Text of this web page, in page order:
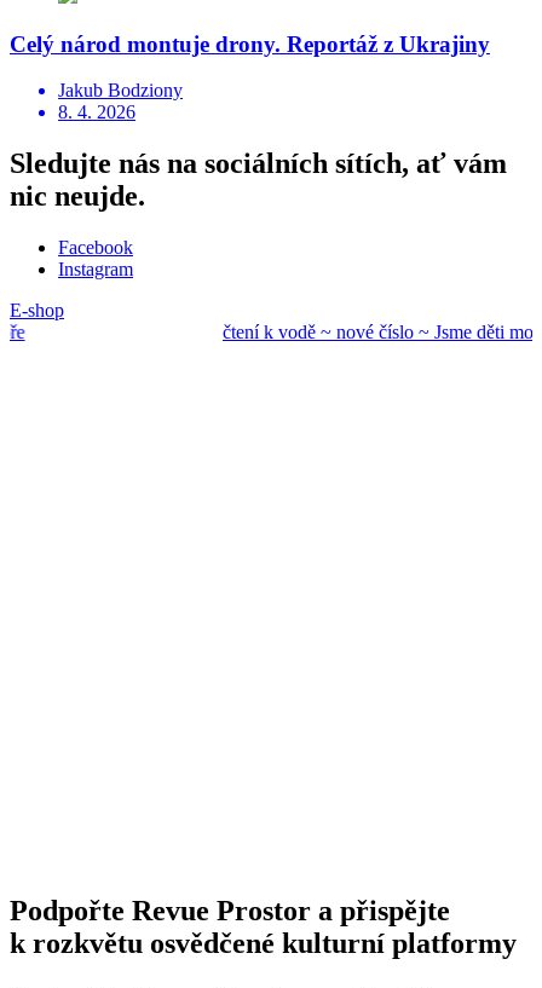
Celý národ montuje drony. Reportáž z Ukrajiny
Jakub Bodziony
8. 4. 2026
Sledujte nás na sociálních sítích, ať vám
nic neujde.
Facebook
Instagram
E-shop
čtení k vodě ~ novéčíslo ~ Jsme děti mo ře
Podpořte Revue Prostor a přispějte
k rozkvětu osvědčené kulturní platformy